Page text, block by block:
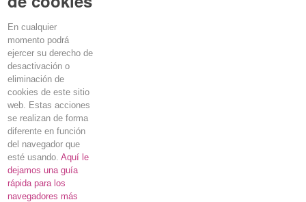
En cualquier
momento podrá
ejercer su derecho de
desactivación o
eliminación de
cookies de este sitio
web. Estas acciones
se realizan de forma
diferente en función
del navegador que
esté usando.Aquí le
dejamos una guía
rápida para los
navegadores más